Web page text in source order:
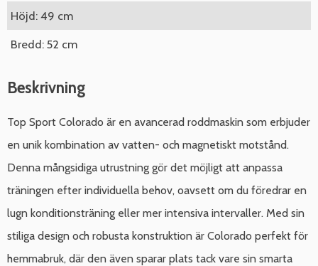
Höjd: 49 cm
Bredd: 52 cm
Beskrivning
Top Sport Colorado är en avancerad roddmaskin som erbjuder
en unik kombination av vatten- och magnetiskt motstånd.
Denna mångsidiga utrustning gör det möjligt att anpassa
träningen efter individuella behov, oavsett om du föredrar en
lugn konditionsträning eller mer intensiva intervaller. Med sin
stiliga design och robusta konstruktion är Colorado perfekt för
hemmabruk, där den även sparar plats tack vare sin smarta